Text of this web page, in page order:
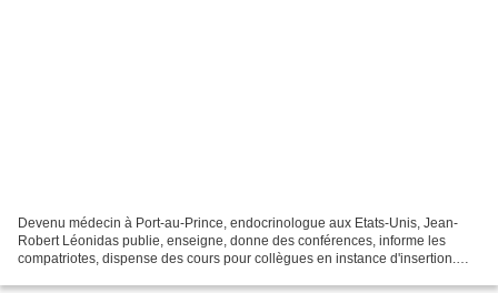
Devenu médecin à Port-au-Prince, endocrinologue aux Etats-Unis, Jean-
Robert Léonidas publie, enseigne, donne des conférences, informe les
compatriotes, dispense des cours pour collègues en instance d'insertion.